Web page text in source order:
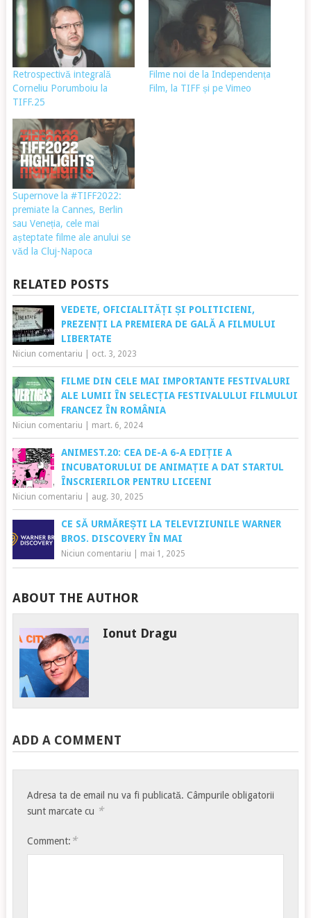
Retrospectivă integrală
Corneliu Porumboiu la
TIFF.25
Filme noi de la Independența
Film, la TIFF și pe Vimeo
Supernove la #TIFF2022:
premiate la Cannes, Berlin
sau Veneția, cele mai
așteptate filme ale anului se
văd la Cluj-Napoca
RELATED POSTS
VEDETE, OFICIALITĂȚI ȘI POLITICIENI,
PREZENȚI LA PREMIERA DE GALĂ A FILMULUI
LIBERTATE
Niciun comentariu oct. 3, 2023
FILME DIN CELE MAI IMPORTANTE FESTIVALURI
ALE LUMII ÎN SELECȚIA FESTIVALULUI FILMULUI
FRANCEZ ÎN ROMÂNIA
Niciun comentariu mart. 6, 2024
ANIMEST.20: CEA DE-A 6-A EDIȚIE A
INCUBATORULUI DE ANIMAȚIE A DAT STARTUL
ÎNSCRIERILOR PENTRU LICEENI
Niciun comentariu aug. 30, 2025
CE SĂ URMĂREȘTI LA TELEVIZIUNILE WARNER
BROS. DISCOVERY ÎN MAI
Niciun comentariu mai 1, 2025
ABOUT THE AUTHOR
Ionut Dragu
ADD A COMMENT
Adresa ta de email nu va fi publicată. Câmpurile obligatorii
sunt marcate cu *
Comment: *